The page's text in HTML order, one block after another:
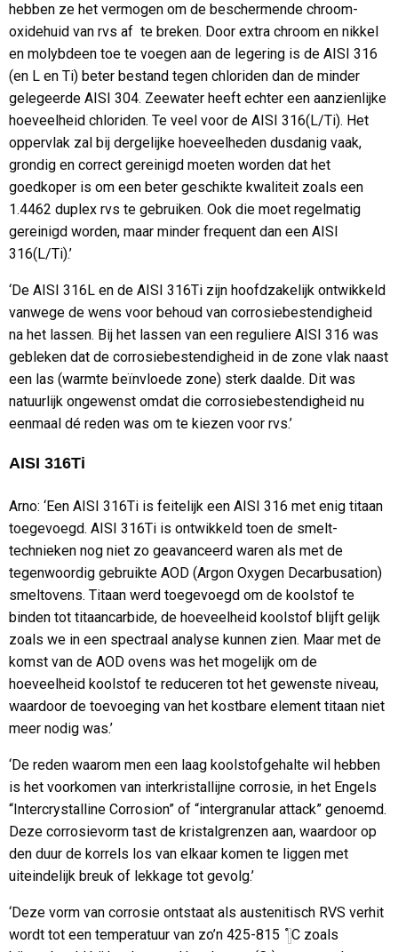
hebben ze het vermogen om de beschermende chroom-
oxidehuid van rvs af te breken. Door extra chroom en nikkel
en molybdeen toe te voegen aan de legering is de AISI 316
(en L en Ti) beter bestand tegen chloriden dan de minder
gelegeerde AISI 304. Zeewater heeft echter een aanzienlijke
hoeveelheid chloriden. Te veel voor de AISI 316(L/Ti). Het
oppervlak zal bij dergelijke hoeveelheden dusdanig vaak,
grondig en correct gereinigd moeten worden dat het
goedkoper is om een beter geschikte kwaliteit zoals een
1.4462 duplex rvs te gebruiken. Ook die moet regelmatig
gereinigd worden, maar minder frequent dan een AISI
316(L/Ti).’
‘De AISI 316L en de AISI 316Ti zijn hoofdzakelijk ontwikkeld
vanwege de wens voor behoud van corrosiebestendigheid
na het lassen. Bij het lassen van een reguliere AISI 316 was
gebleken dat de corrosiebestendigheid in de zone vlak naast
een las (warmte beïnvloede zone) sterk daalde. Dit was
natuurlijk ongewenst omdat die corrosiebestendigheid nu
eenmaal dé reden was om te kiezen voor rvs.’
AISI 316Ti
Arno: ‘Een AISI 316Ti is feitelijk een AISI 316 met enig titaan
toegevoegd. AISI 316Ti is ontwikkeld toen de smelt-
technieken nog niet zo geavanceerd waren als met de
tegenwoordig gebruikte AOD (Argon Oxygen Decarbusation)
smeltovens. Titaan werd toegevoegd om de koolstof te
binden tot titaancarbide, de hoeveelheid koolstof blijft gelijk
zoals we in een spectraal analyse kunnen zien. Maar met de
komst van de AOD ovens was het mogelijk om de
hoeveelheid koolstof te reduceren tot het gewenste niveau,
waardoor de toevoeging van het kostbare element titaan niet
meer nodig was.’
‘De reden waarom men een laag koolstofgehalte wil hebben
is het voorkomen van interkristallijne corrosie, in het Engels
“Intercrystalline Corrosion” of “intergranular attack” genoemd.
Deze corrosievorm tast de kristalgrenzen aan, waardoor op
den duur de korrels los van elkaar komen te liggen met
uiteindelijk breuk of lekkage tot gevolg.’
‘Deze vorm van corrosie ontstaat als austenitisch RVS verhit
wordt tot een temperatuur van zo’n 425-815 ˚ C zoals